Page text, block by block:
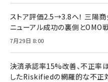
ストア評価2.5→3.8へ！ 三陽商
ニューアル成功の裏側とOMO
7月29日 8:00
決済承認率15%改善、不正率
したRiskifiedの網羅的な不正